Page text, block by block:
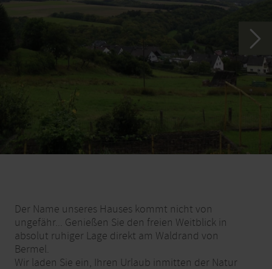
Der Name unseres Hauses kommt nicht von
ungefähr... Genießen Sie den freien Weitblick in
absolut ruhiger Lage direkt am Waldrand von
Bermel.
Wir laden Sie ein, Ihren Urlaub inmitten der Natur